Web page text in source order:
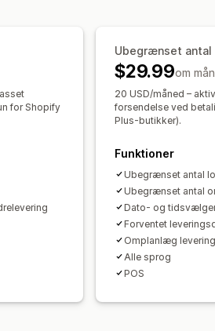
for Shopify
Ubegrænset antal
$29.99om
20 USD/måned –
forsendelse ved
Plus-butikker).
Funktioner
Ubegrænset antal
Ubegrænset antal
Dato- og
Forventet
Omplanlæg levering
Alle sprog
POS